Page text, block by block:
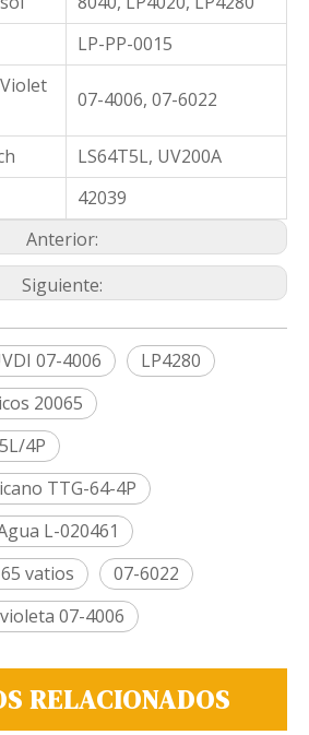
LP-PP-0015
07-4006, 07-6022
LS64T5L, UV200A
42039
Anterior:
Siguiente:
07-4006
LP4280
20065
4P
TTG-64-4P
L-020461
vatios
07-6022
07-4006
RELACIONADOS